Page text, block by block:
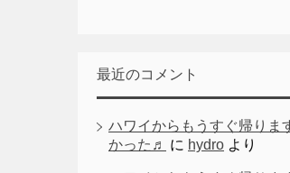
最近のコメント
ハワイからもうすぐ帰りま
かった♬
に hydro より